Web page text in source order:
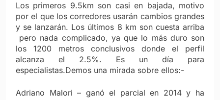
Los primeros 9.5km son casi en bajada, motivo
por el que los corredores usarán cambios grandes
y se lanzarán. Los últimos 8 km son cuesta arriba
pero nada complicado, ya que lo más duro son
los 1200 metros conclusivos donde el perfil
alcanza el 2.5%. Es un día para
especialistas.Demos una mirada sobre ellos:-
Adriano Malori – ganó el parcial en 2014 y ha